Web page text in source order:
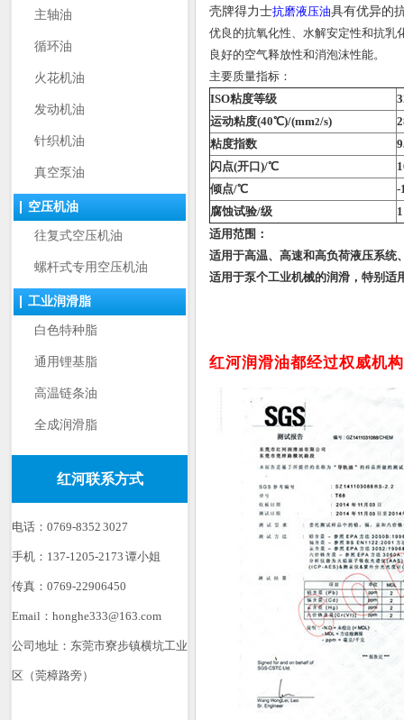
主轴油
循环油
火花机油
发动机油
针织机油
真空泵油
空压机油
往复式空压机油
螺杆式专用空压机油
工业润滑脂
白色特种脂
通用锂基脂
高温链条油
全成润滑脂
红河联系方式
电话：0769-8352 3027
手机：137-1205-2173 谭小姐
传真：0769-22906450
Email：honghe333@163.com
公司地址：东莞市寮步镇横坑工业
区（莞樟路旁）
壳牌得力士抗磨液压油具有优异的
优良的抗氧化性、水解安定性和抗乳
良好的空气释放性和消泡沫性能。
主要质量指标：
ISO粘度等级
运动粘度(40℃)/(mm2/s)
粘度指数
闪点(开口)/℃
倾点/℃
-
腐蚀试验/级
1
适用范围：
适用于高温、高速和高负荷液压系统
适用于泵个工业机械的润滑，特别适
红河润滑油都经过权威机